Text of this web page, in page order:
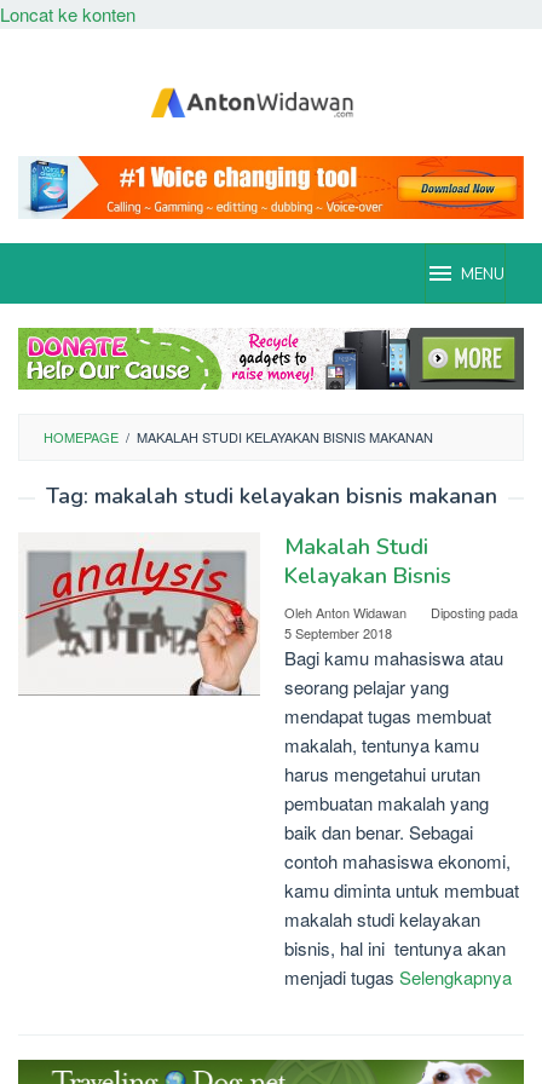
Loncat ke konten
MENU
HOMEPAGE / MAKALAH STUDI KELAYAKAN BISNIS MAKANAN
Tag: makalah studi kelayakan bisnis makanan
Makalah Studi
Kelayakan Bisnis
OlehAnton Widawan
Diposting pada
5 September 2018
Bagi kamu mahasiswa atau
seorang pelajar yang
mendapat tugas membuat
makalah, tentunya kamu
harus mengetahui urutan
pembuatan makalah yang
baik dan benar. Sebagai
contoh mahasiswa ekonomi,
kamu diminta untuk membuat
makalah studi kelayakan
bisnis, hal ini tentunya akan
menjadi tugas Selengkapnya